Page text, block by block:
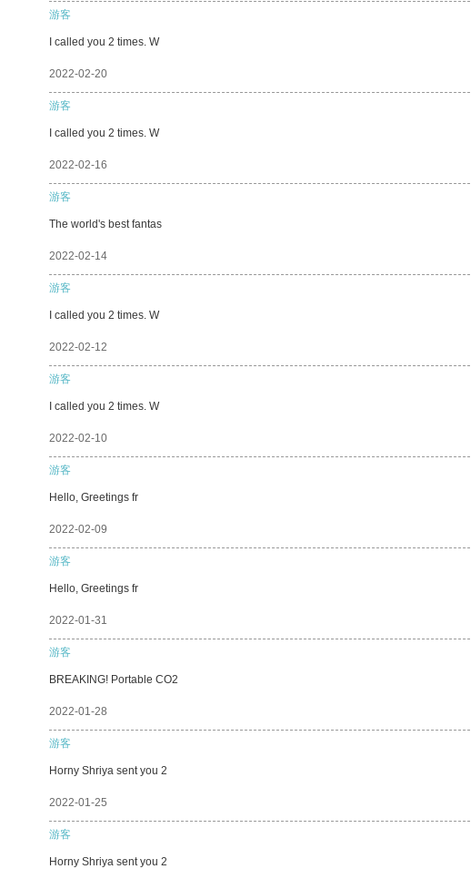
游客
I called you 2 times. W
2022-02-20
游客
I called you 2 times. W
2022-02-16
游客
The world's best fantas
2022-02-14
游客
I called you 2 times. W
2022-02-12
游客
I called you 2 times. W
2022-02-10
游客
Hello, Greetings fr
2022-02-09
游客
Hello, Greetings fr
2022-01-31
游客
BREAKING! Portable CO2
2022-01-28
游客
Horny Shriya sent you 2
2022-01-25
游客
Horny Shriya sent you 2